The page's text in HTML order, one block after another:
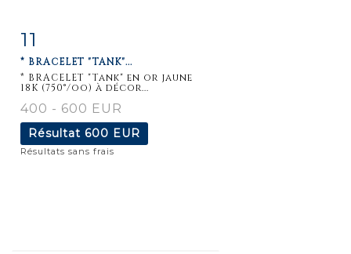
détaillée
11
* BRACELET "TANK"...
* BRACELET "Tank" en or jaune
18K (750°/oo) à décor...
400 - 600 EUR
Résultat 600 EUR
Résultats sans frais